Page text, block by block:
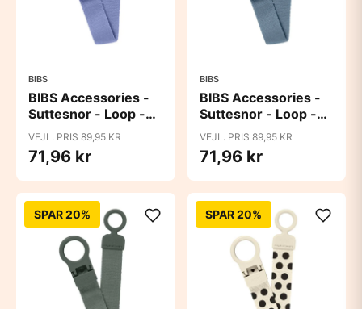
BIBS
BIBS Accessories -
Suttesnor - Loop -
Peri
VEJL. PRIS 89,95 KR
71,96 kr
BIBS
BIBS Accessories -
Suttesnor - Loop -
Petrol
VEJL. PRIS 89,95 KR
71,96 kr
SPAR 20% SPAR 20%